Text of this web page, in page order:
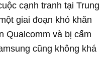
cạnh tranh tại Trung
giai đoạn khó khăn
Qualcomm và bị cấm
cũng không khá